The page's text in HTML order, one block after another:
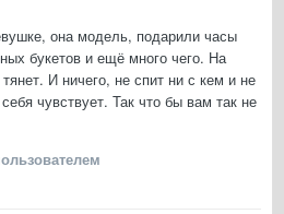
она модель, подарили часы
букетов и ещё много чего. На
И ничего, не спит ни с кем и не
чувствует. Так что бы вам так не